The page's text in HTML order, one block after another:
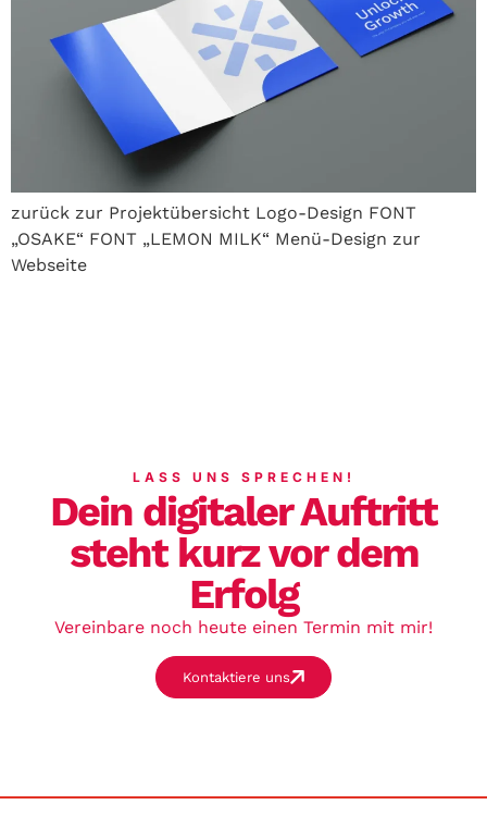
zurück zur Projektübersicht Logo-Design FONT
„OSAKE“ FONT „LEMON MILK“ Menü-Design zur
Webseite
LASS UNS SPRECHEN!
Dein digitaler Auftritt
steht kurz vor dem
Erfolg
Vereinbare noch heute einen Termin mit mir!
Kontaktiere uns